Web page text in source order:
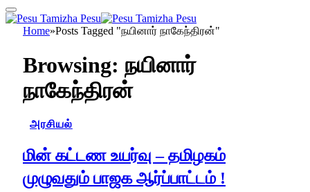
Home»Posts Tagged "நயினார் நாகேந்திரன்"
Browsing: நயினார்
நாகேந்திரன்
அரசியல்
மின் கட்டண உயர்வு – தமிழகம்
முழுவதும் பாஜக ஆர்ப்பாட்டம் !